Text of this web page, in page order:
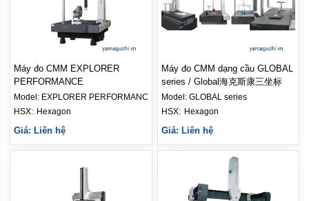
Máy đo CMM EXPLORER
PERFORMANCE
Model: EXPLORER PERFORMANCE
Hexagon
Giá: Liên hệ
Máy đo CMM dạng cầu GLOBAL
series / Global海克斯康三坐标
Model: GLOBAL series
HSX: Hexagon
Giá: Liên hệ